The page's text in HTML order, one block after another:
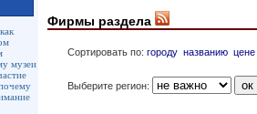
музеи
Фирмы раздела
Сортировать по: городу названию цене
Выберите регион: